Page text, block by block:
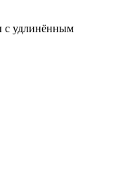
с удлинённым